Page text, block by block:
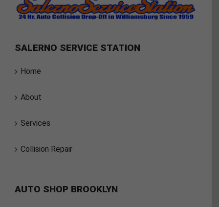
SALERNO SERVICE STATION
Home
About
Services
Collision Repair
AUTO SHOP BROOKLYN